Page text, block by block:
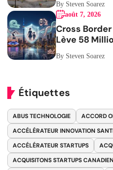
By Steven Soarez
août 7, 2026
Cross
Lève 58
By Steven Soarez
Étiquettes
ABUS TECHNOLOGIE
ACCORD
ACCÉLÉRATEUR INNOVATION
ACCÉLÉRATEUR STARTUPS
ACQUISITONS STARTUPS